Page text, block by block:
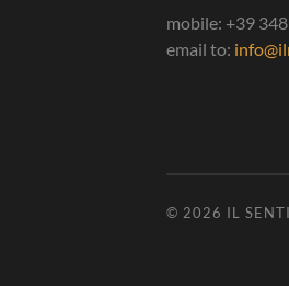
mobile: +39
email to:
© 2026 IL